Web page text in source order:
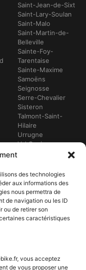
des technologies
aux informations des
nous permettra de
de navigation ou les ID
ou de retirer son
caractéristiques
vous acceptez
de vous proposer une
Saint-Jean-de-Sixt
Saint-Lary-Soulan
Saint-Malo
Saint-Martin-de-
Belleville
Sainte-Foy-
Tarentaise
Sainte-Maxime
Samoëns
Seignosse
Serre-Chevalier
Sisteron
Talmont-Saint-
Hilaire
Urrugne
Val Cenis
Valberg
Vars
Vendays-
Montalivet
Villard-de-Lans
Villarodin-Bourget